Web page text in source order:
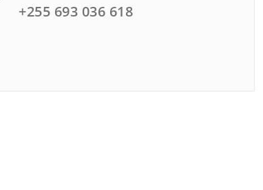
+255 693 036 618